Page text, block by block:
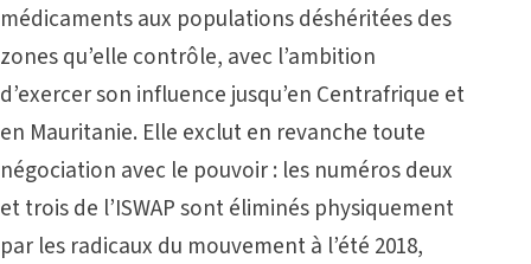
médicaments aux populations déshéritées des
zones qu’elle contrôle, avec l’ambition
d’exercer son influence jusqu’en Centrafrique et
en Mauritanie. Elle exclut en revanche toute
négociation avec le pouvoir : les numéros deux
et trois de l’ISWAP sont éliminés physiquement
par les radicaux du mouvement à l’été 2018,